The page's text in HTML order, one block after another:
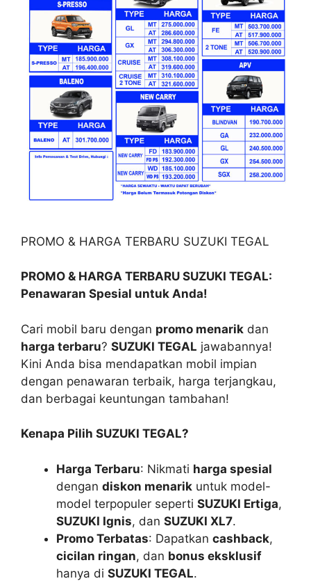
PROMO & HARGA TERBARU SUZUKI TEGAL
PROMO & HARGA TERBARU SUZUKI TEGAL:
Penawaran Spesial untuk Anda!
Cari mobil baru dengan promo menarik dan
harga terbaru? SUZUKI TEGAL jawabannya!
Kini Anda bisa mendapatkan mobil impian
dengan penawaran terbaik, harga terjangkau,
dan berbagai keuntungan tambahan!
Kenapa Pilih SUZUKI TEGAL?
Harga Terbaru: Nikmati harga spesial
dengan diskon menarik untuk model-
model terpopuler seperti SUZUKI Ertiga,
SUZUKI Ignis, dan SUZUKI XL7.
Promo Terbatas: Dapatkan cashback,
cicilan ringan, dan bonus eksklusif
hanya di SUZUKI TEGAL.